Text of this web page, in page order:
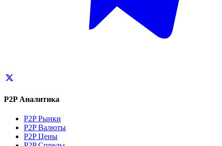
P2P Аналитика
P2P Рынки
P2P Валюты
P2P Цены